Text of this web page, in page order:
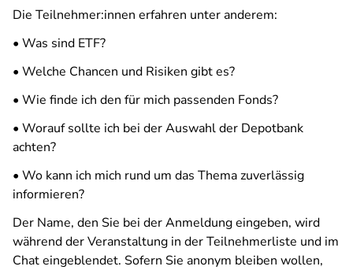
Die Teilnehmer:innen erfahren unter anderem:
• Was sind ETF?
• Welche Chancen und Risiken gibt es?
• Wie finde ich den für mich passenden Fonds?
• Worauf sollte ich bei der Auswahl der Depotbank
achten?
• Wo kann ich mich rund um das Thema zuverlässig
informieren?
Der Name, den Sie bei der Anmeldung eingeben, wird
während der Veranstaltung in der Teilnehmerliste und im
Chat eingeblendet. Sofern Sie anonym bleiben wollen,